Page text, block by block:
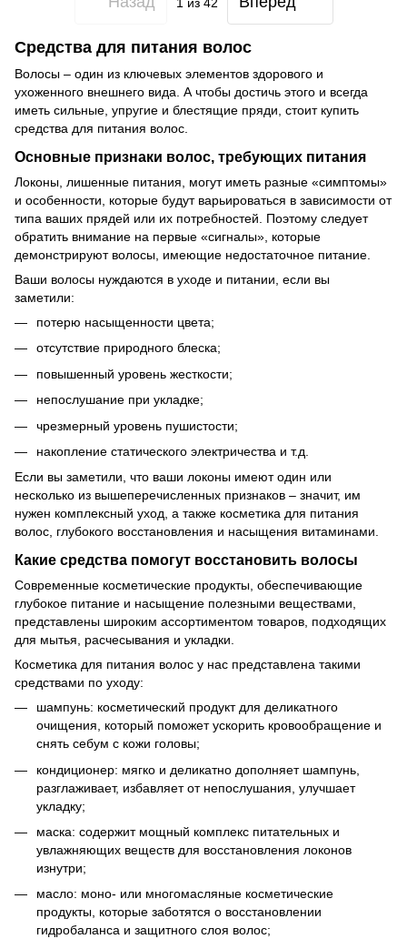
Средства для питания волос
Волосы – один из ключевых элементов здорового и
ухоженного внешнего вида. А чтобы достичь этого и всегда
иметь сильные, упругие и блестящие пряди, стоит купить
средства для питания волос.
Основные признаки волос, требующих питания
Локоны, лишенные питания, могут иметь разные «симптомы»
и особенности, которые будут варьироваться в зависимости от
типа ваших прядей или их потребностей. Поэтому следует
обратить внимание на первые «сигналы», которые
демонстрируют волосы, имеющие недостаточное питание.
Ваши волосы нуждаются в уходе и питании, если вы
заметили:
потерю насыщенности цвета;
отсутствие природного блеска;
повышенный уровень жесткости;
непослушание при укладке;
чрезмерный уровень пушистости;
накопление статического электричества и т.д.
Если вы заметили, что ваши локоны имеют один или
несколько из вышеперечисленных признаков – значит, им
нужен комплексный уход, а также косметика для питания
волос, глубокого восстановления и насыщения витаминами.
Какие средства помогут восстановить волосы
Современные косметические продукты, обеспечивающие
глубокое питание и насыщение полезными веществами,
представлены широким ассортиментом товаров, подходящих
для мытья, расчесывания и укладки.
Косметика для питания волос у нас представлена ​​такими
средствами по уходу:
шампунь: косметический продукт для деликатного
очищения, который поможет ускорить кровообращение и
снять себум с кожи головы;
кондиционер: мягко и деликатно дополняет шампунь,
разглаживает, избавляет от непослушания, улучшает
укладку;
маска: содержит мощный комплекс питательных и
увлажняющих веществ для восстановления локонов
изнутри;
масло: моно- или многомасляные косметические
продукты, которые заботятся о восстановлении
гидробаланса и защитного слоя волос;